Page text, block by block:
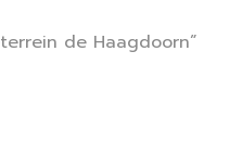
de Haagdoorn”